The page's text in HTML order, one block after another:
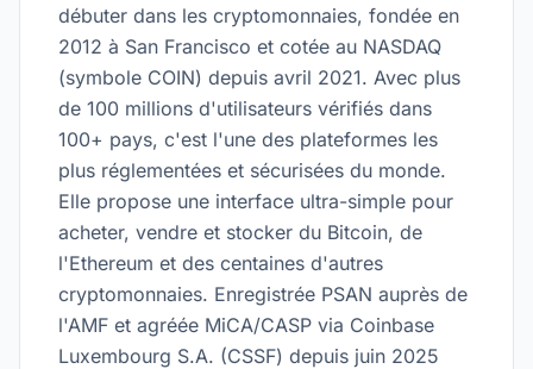
débuter dans les cryptomonnaies, fondée en
2012 à San Francisco et cotée au NASDAQ
(symbole COIN) depuis avril 2021. Avec plus
de 100 millions d'utilisateurs vérifiés dans
100+ pays, c'est l'une des plateformes les
plus réglementées et sécurisées du monde.
Elle propose une interface ultra-simple pour
acheter, vendre et stocker du Bitcoin, de
l'Ethereum et des centaines d'autres
cryptomonnaies. Enregistrée PSAN auprès de
l'AMF et agréée MiCA/CASP via Coinbase
Luxembourg S.A. (CSSF) depuis juin 2025